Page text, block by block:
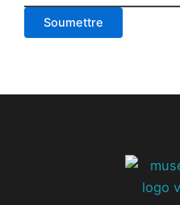
Soumettre